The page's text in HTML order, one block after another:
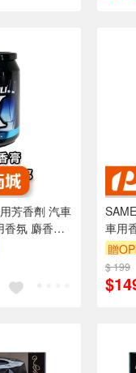
芳香劑 汽車
香氛 麝香琥
車用
子花
贈
$ 199